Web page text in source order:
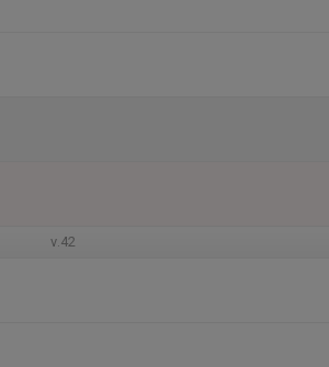
v.42